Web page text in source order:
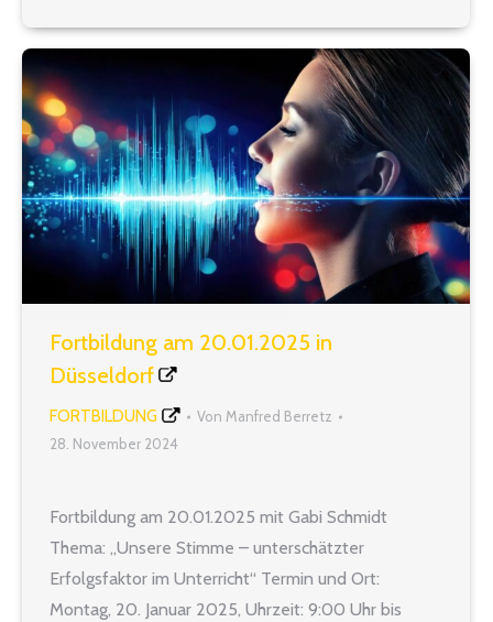
handlungsfähig zu bleiben. Dabei werden mögliche
Verhaltensursachen aus der…
Fortbildung am 20.01.2025 in
Düsseldorf
FORTBILDUNG Von Manfred Berretz
28. November 2024
Fortbildung am 20.01.2025 mit Gabi Schmidt
Thema: „Unsere Stimme – unterschätzter
Erfolgsfaktor im Unterricht“ Termin und Ort:
Montag, 20. Januar 2025, Uhrzeit: 9:00 Uhr bis